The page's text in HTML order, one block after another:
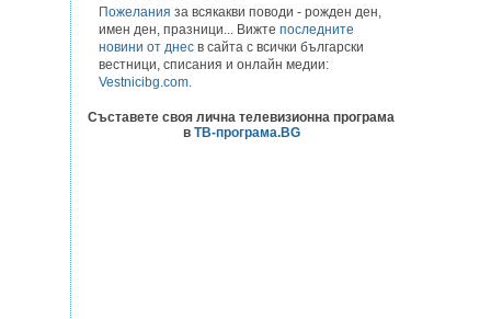
Пожелания за всякакви поводи - рожден ден,
имен ден, празници... Вижте последните
новини от днес в сайта с всички български
вестници, списания и онлайн медии:
Vestnicibg.com.
Съставете своя лична телевизионна програма
в ТВ-програма.BG